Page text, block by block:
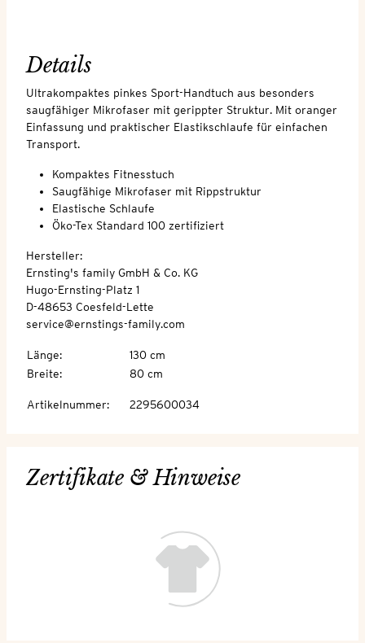
Details
Ultrakompaktes pinkes Sport-Handtuch aus besonders
saugfähiger Mikrofaser mit gerippter Struktur. Mit oranger
Einfassung und praktischer Elastikschlaufe für einfachen
Transport.
Kompaktes Fitnesstuch
Saugfähige Mikrofaser mit Rippstruktur
Elastische Schlaufe
Öko-Tex Standard 100 zertifiziert
Hersteller:
Ernsting's family GmbH & Co. KG
Hugo-Ernsting-Platz 1
D-48653 Coesfeld-Lette
service@ernstings-family.com
Länge:
130 cm
Breite: 80 cm
Artikelnummer: 2295600034
Zertifikate & Hinweise